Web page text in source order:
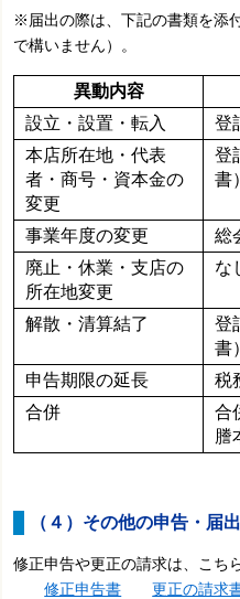
※届出の際は、下記の書類を添
で構いません）。
異動内容
設立・設置・転入
登
本店所在地・代表
者・商号・資本金の
変更
登
書）
事業年度の変更
総
廃止・休業・支店の
所在地変更
な
解散・清算結了
登
書）
申告期限の延長
税
合併
合
謄
（４）その他の申告・届出
修正申告や更正の請求は、こち
修正申告書
更正の請求